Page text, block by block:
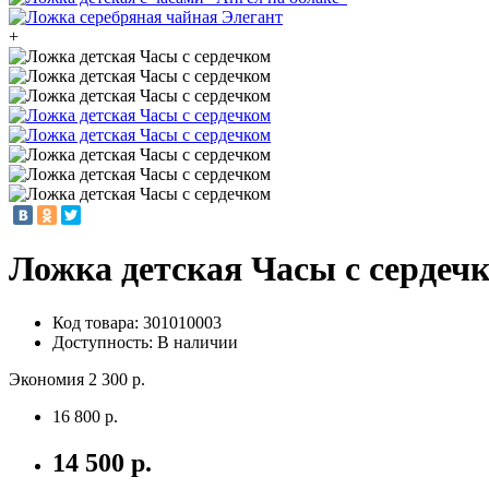
+
Ложка детская Часы с
Код товара: 301010003
Доступность: В наличии
Экономия 2 300 р.
16 800 р.
14 500 р.